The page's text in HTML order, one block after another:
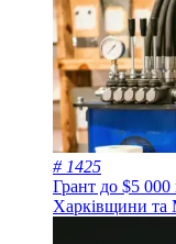
# 1425
Грант до $5 000
Харківщини та